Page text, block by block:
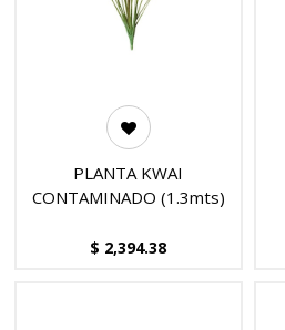
PLANTA KWAI
CONTAMINADO (1.3mts)
$ 2,394.38